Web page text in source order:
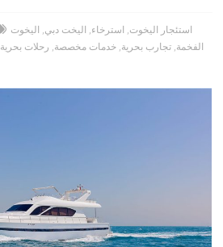
استئجار اليخوت, استرخاء, اليخت دبي, اليخوت
الفخمة, تجارب بحرية, خدمات مخصصة, رحلات بحرية